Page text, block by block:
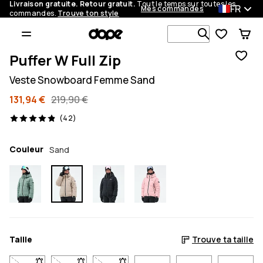
Livraison gratuite. Retour gratuit. Tout le temps sur toutes les
commandes. Trouve ton style Mes commandes FR
Recherche
Puffer W Full Zip
Veste Snowboard Femme Sand
131,94 € 219,90 €
(42)
42 avis, 4.9/5
Couleur Sand
Taille Trouve ta taille